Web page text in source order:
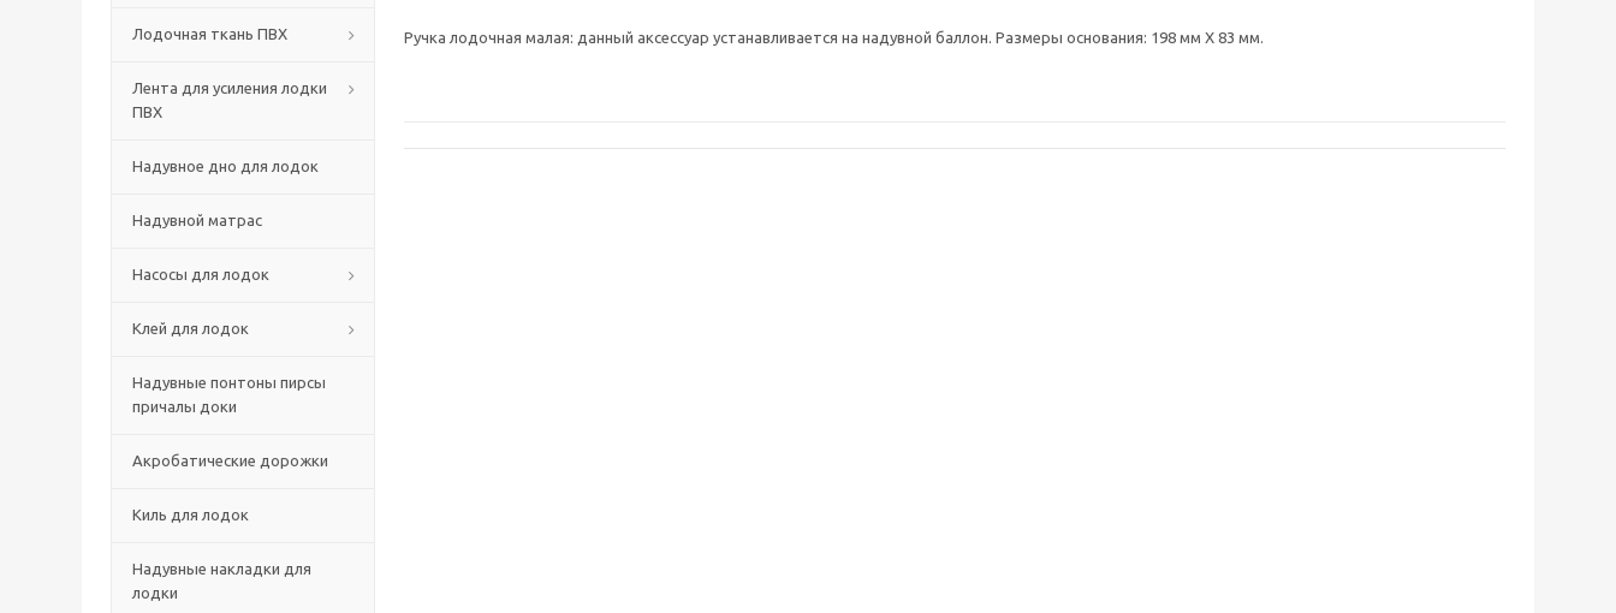
Лодочная ткань ПВХ
Лента для усиления лодки
ПВХ
Надувное дно для лодок
Надувной матрас
Насосы для лодок
Клей для лодок
Надувные понтоны пирсы
причалы доки
Акробатические дорожки
Киль для лодок
Надувные накладки для
лодки
Ручка лодочная малая: данный аксессуар устанавливается на надувной баллон. Размеры основания: 198 мм Х 83 мм.